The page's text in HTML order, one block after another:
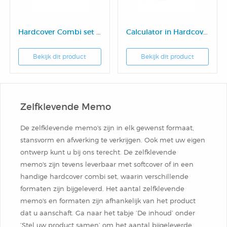
Hardcover Combi set groot
Bekijk dit product
Calculator in Hardcover
Bekijk dit product
Zelfklevende Memo
De zelfklevende memo's zijn in elk gewenst formaat,
stansvorm en afwerking te verkrijgen. Ook met uw eigen
ontwerp kunt u bij ons terecht. De zelfklevende
memo's zijn tevens leverbaar met softcover of in een
handige hardcover combi set, waarin verschillende
formaten zijn bijgeleverd. Het aantal zelfklevende
memo's en formaten zijn afhankelijk van het product
dat u aanschaft. Ga naar het tabje ‘De inhoud’ onder
‘Stel uw product samen’ om het aantal bijgeleverde